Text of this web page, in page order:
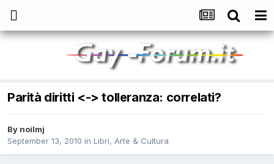
Parità diritti <-> tolleranza: correlati?
By noilmj
September 13, 2010 in Libri, Arte & Cultura